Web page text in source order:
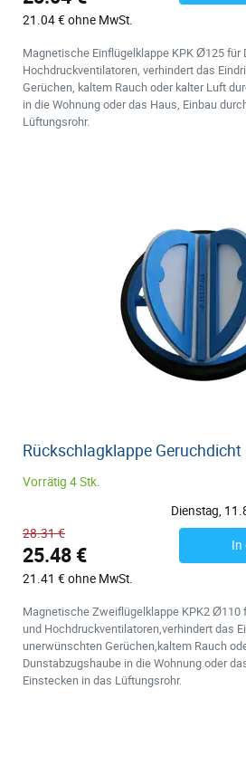
21.04 € ohne MwSt.
Magnetische Einflügelklappe KPK Ø125 für
Hochdruckventilatoren, verhindert das
Gerüchen, kaltem Rauch oder kalter Luft
in die Wohnung oder das Haus, Einbau
Lüftungsrohr.
Rückschlagklappe Geruchdicht
Vorrätig 4 Stk.
Dienstag,
28.31 €
25.48 €
21.41 € ohne MwSt.
In
Magnetische Zweiflügelklappe KPK2 Ø110
und Hochdruckventilatoren,verhindert das
unerwünschten Gerüchen,kaltem Rauch
Dunstabzugshaube in die Wohnung oder
Einstecken in das Lüftungsrohr.